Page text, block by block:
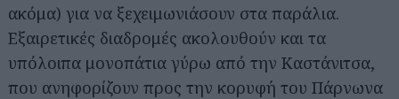
ακόμα) για να ξεχειμωνιάσουν στα παράλια.
Εξαιρετικές διαδρομές ακολουθούν και τα
υπόλοιπα μονοπάτια γύρω από την Καστάνιτσα,
που ανηφορίζουν προς την κορυφή του Πάρνωνα